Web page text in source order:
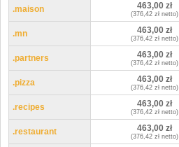
.maison 463,00 zł
(376,42 zł netto)
.mn 463,00 zł
(376,42 zł netto)
.partners 463,00 zł
(376,42 zł netto)
.pizza 463,00 zł
(376,42 zł netto)
.recipes 463,00 zł
(376,42 zł netto)
.restaurant 463,00 zł
(376,42 zł netto)